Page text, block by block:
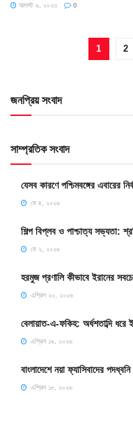
আগস্ট ৬, ২০২৩ 0
1 2
জনপ্রিয় সংবাদ
সাম্প্রতিক সংবাদ
যেসব কারণে পশ্চিমবঙ্গের এবারের
মে ৪, ২০২৬
শিল্প বিপ্লব ও পাশ্চাত্য সভ্যতা:
মে ২, ২০২৬
হরমুজ প্রণালি কীভাবে ইরানের
এপ্রিল ২০, ২০২৬
বেলায়াত-এ-ফকিহ: অর্ধশতাব্দি ধরে
এপ্রিল ১৯, ২০২৬
বাংলাদেশে নয়া ফ্যাসিবাদের
এপ্রিল ১৮, ২০২৬